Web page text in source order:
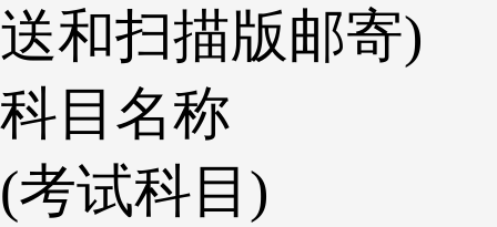
送和扫描版邮寄)
科目名称
(考试科目)